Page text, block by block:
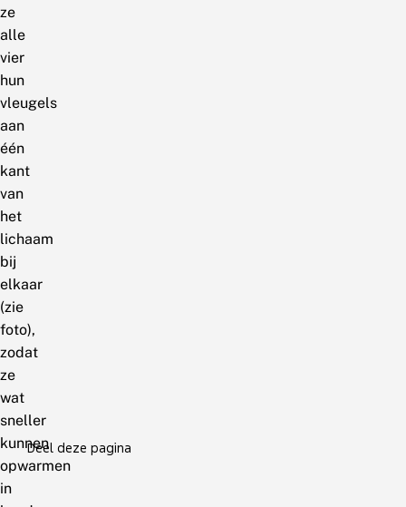
ze
alle
vier
hun
vleugels
aan
één
kant
van
het
lichaam
bij
elkaar
(zie
foto),
zodat
ze
wat
sneller
kunnen
opwarmen
in
Deel deze pagina